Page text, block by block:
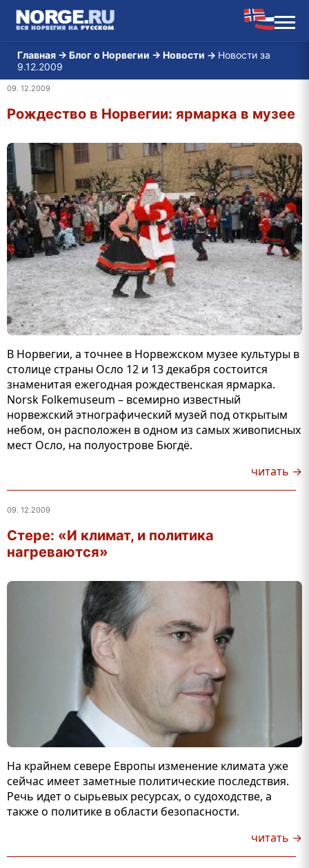
Главная → Блог о Норвегии → Новости → Новости за
9.12.2009
09. 12.2009
Рождество в Норвегии: ярмарка в музее
В Норвегии, а точнее в Норвежском музее культуры в
столице страны Осло 12 и 13 декабря состоится
знаменитая ежегодная рождественская ярмарка.
Norsk Folkemuseum – всемирно известный
норвежский этнографический музей под открытым
небом, он расположен в одном из самых живописных
мест Осло, на полуострове Бюгдё.
читать →
09. 12.2009
Стере: «И климат, и политика
нагреваются»
На крайнем севере Европы изменение климата уже
сейчас имеет заметные политические последствия.
Речь идет о сырьевых ресурсах, о судоходстве, а
также о политике в области безопасности.
читать →